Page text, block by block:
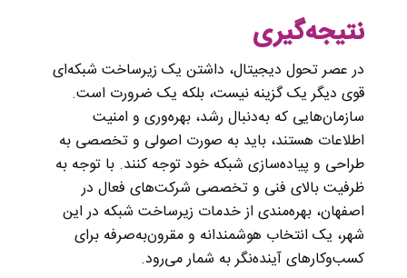
نتیجه‌گیری
در عصر تحول دیجیتال، داشتن یک زیرساخت شبکه‌ای
قوی دیگر یک گزینه نیست، بلکه یک ضرورت است.
سازمان‌هایی که به‌دنبال رشد، بهره‌وری و امنیت
اطلاعات هستند، باید به صورت اصولی و تخصصی به
طراحی و پیاده‌سازی شبکه خود توجه کنند. با توجه به
ظرفیت بالای فنی و تخصصی شرکت‌های فعال در
اصفهان، بهره‌مندی از خدمات زیرساخت شبکه در این
شهر، یک انتخاب هوشمندانه و مقرون‌به‌صرفه برای
کسب‌وکارهای آینده‌نگر به شمار می‌رود.